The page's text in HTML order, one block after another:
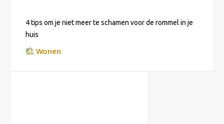
4 tips om je niet meer te schamen voor de rommel in je
huis
Wonen